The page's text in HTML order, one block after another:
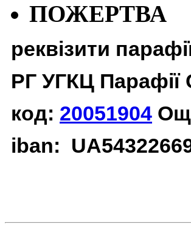
ПОЖЕРТВА
реквізити
РГ УГКЦ Парафії
код: 20051904
iban: